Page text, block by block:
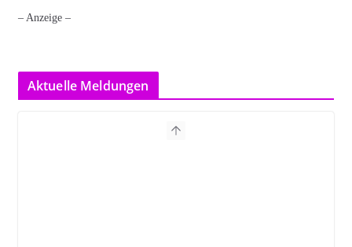
– Anzeige –
Aktuelle Meldungen